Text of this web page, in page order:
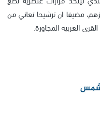
مضيفا ان ترشيحا تعاني من
العربية المجاورة.